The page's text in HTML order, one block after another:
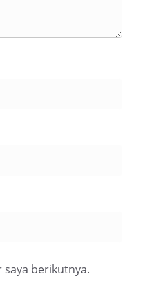
berikutnya.